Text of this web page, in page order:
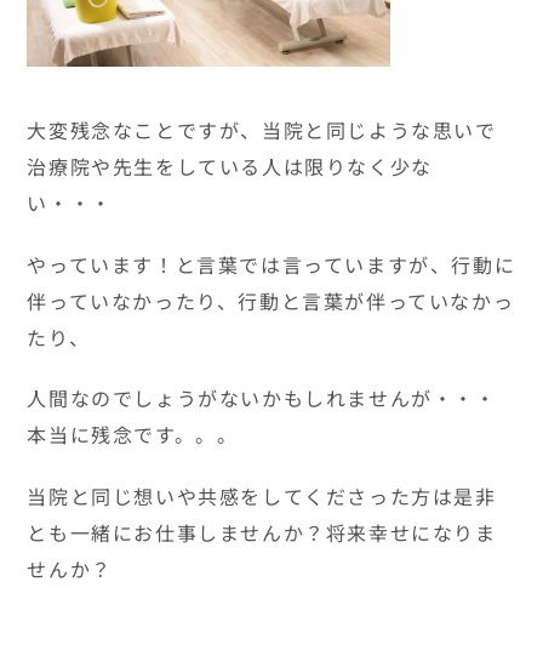
大変残念なことですが、当院と同じような思いで
治療院や先生をしている人は限りなく少な
い・・・
やっています！と言葉では言っていますが、行動に
伴っていなかったり、行動と言葉が伴っていなかっ
たり、
人間なのでしょうがないかもしれませんが・・・
本当に残念です。。。
当院と同じ想いや共感をしてくださった方は是非
とも一緒にお仕事しませんか？将来幸せになりま
せんか？